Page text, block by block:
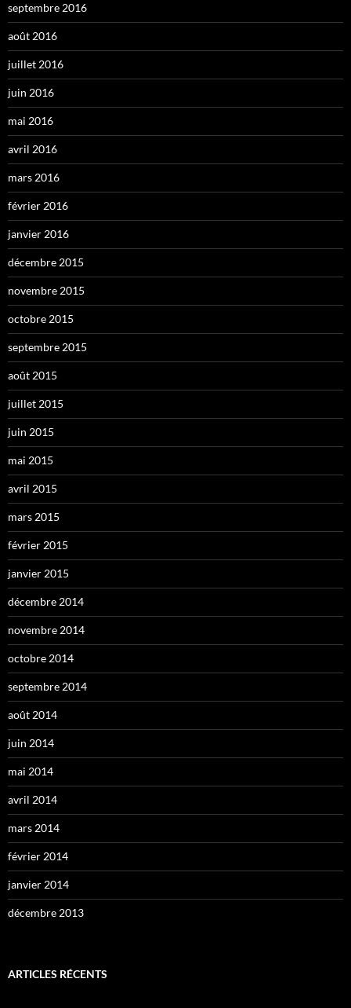
septembre 2016
août 2016
juillet 2016
juin 2016
mai 2016
avril 2016
mars 2016
février 2016
janvier 2016
décembre 2015
novembre 2015
octobre 2015
septembre 2015
août 2015
juillet 2015
juin 2015
mai 2015
avril 2015
mars 2015
février 2015
janvier 2015
décembre 2014
novembre 2014
octobre 2014
septembre 2014
août 2014
juin 2014
mai 2014
avril 2014
mars 2014
février 2014
janvier 2014
décembre 2013
ARTICLES RÉCENTS